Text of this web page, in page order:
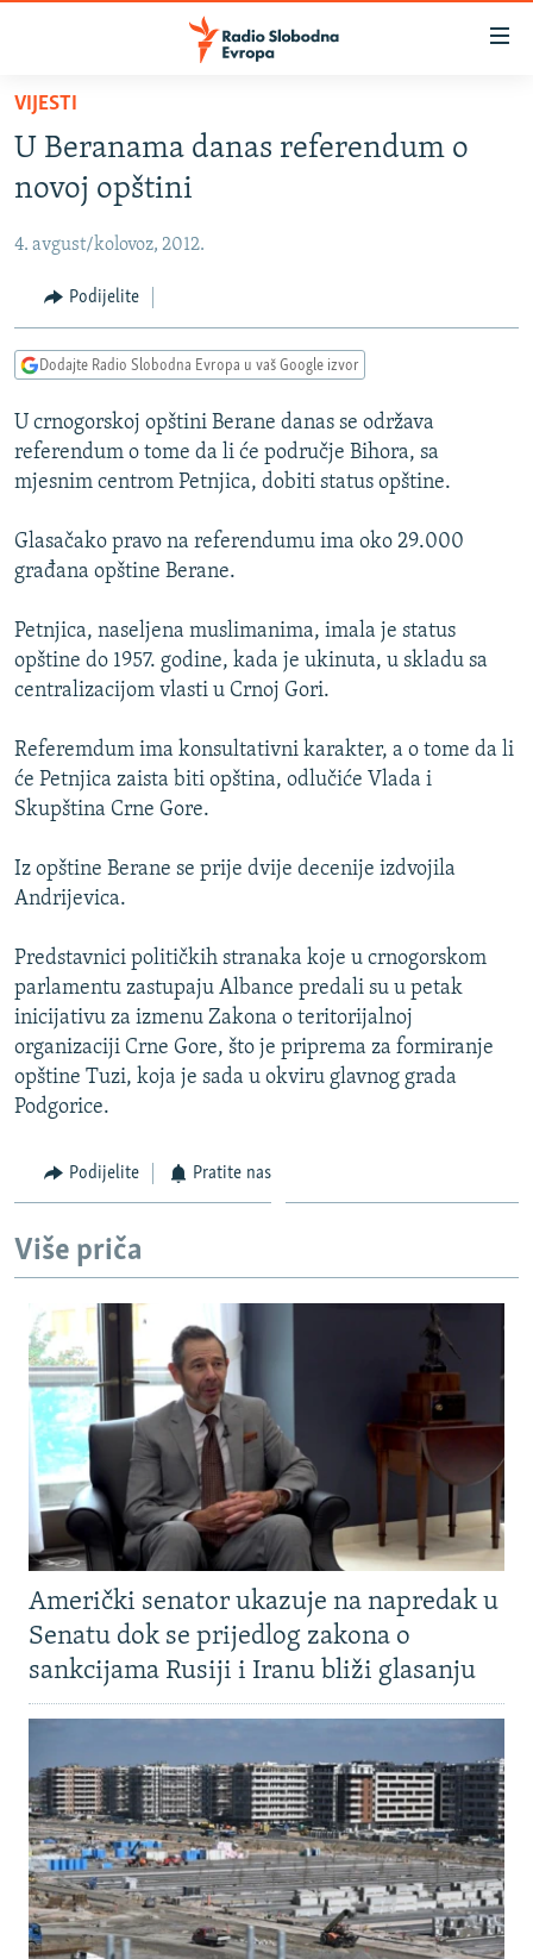
Pređite
glavni
sadržaj
na
navigaciju
Pređite
na
BOSNA I HERCEGOVINA
KOSOVO
CRNA GORA
VIDEO
FOTOGALERIJE
INFOGRAFIKE
PODCASTI
RAT U UKRAJINI
KINA NA BALKANU
ISPRIČAJ MI
SPECIJALI RSE
VIŠE OD NASLOVA
POPLAVE I KLIZIŠTA U BIH 2024.
TV LIBERTY
POST SCRIPTUM
MOJA EVROPA
SVE KARTE DEJTONA
NASTANAK I RASPAD JUGOSLAVIJE
Sve RFE/RL stranice
VIJESTI
U Beranama danas referendum o
novoj opštini
4. avgust/kolovoz, 2012.
Podijelite
Dodajte Radio Slobodna Evropa u vaš Google izvor
U crnogorskoj opštini Berane danas se održava
referendum o tome da li će područje Bihora, sa
mjesnim centrom Petnjica, dobiti status opštine.
Glasačako pravo na referendumu ima oko 29.000
građana opštine Berane.
Petnjica, naseljena muslimanima, imala je status
opštine do 1957. godine, kada je ukinuta, u skladu sa
centralizacijom vlasti u Crnoj Gori.
Referemdum ima konsultativni karakter, a o tome da li
će Petnjica zaista biti opština, odlučiće Vlada i
Skupština Crne Gore.
Iz opštine Berane se prije dvije decenije izdvojila
Andrijevica.
Predstavnici političkih stranaka koje u crnogorskom
parlamentu zastupaju Albance predali su u petak
inicijativu za izmenu Zakona o teritorijalnoj
organizaciji Crne Gore, što je priprema za formiranje
opštine Tuzi, koja je sada u okviru glavnog grada
Podgorice.
Podijelite Pratite nas
Više priča
Američki senator ukazuje na napredak u
Senatu dok se prijedlog zakona o
sankcijama Rusiji i Iranu bliži glasanju